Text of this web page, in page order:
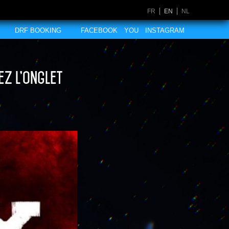
FR EN NL
DRF BOOKING FACEBOOK YOU INSTAGRAM
l’onglet